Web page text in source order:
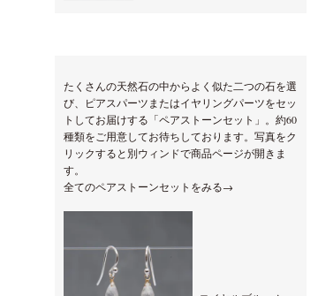
たくさんの天然石の中からよく似た二つの石を選
び、ピアスパーツまたはイヤリングパーツをセッ
トしてお届けする「ペアストーンセット」。約60
種類をご用意してお待ちしております。写真をク
リックすると別ウィンドで商品ページが開きま
す。
全てのペアストーンセットをみる→